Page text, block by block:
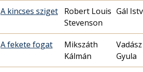
A kincses sziget
Robert Louis
Stevenson
Gál
A fekete fogat
Mikszáth
Kálmán
Vadász
Gyula